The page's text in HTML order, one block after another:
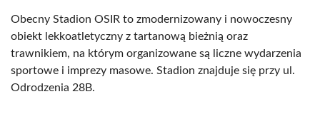
Obecny Stadion OSIR to zmodernizowany i nowoczesny
obiekt lekkoatletyczny z tartanową bieżnią oraz
trawnikiem, na którym organizowane są liczne wydarzenia
sportowe i imprezy masowe. Stadion znajduje się przy ul.
Odrodzenia 28B.